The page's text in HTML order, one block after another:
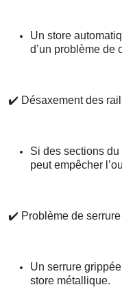
Un store
d’un problème de
✔️ Désaxement des
Si des sections
peut empêcher
✔️ Problème de serrure
Un serrure
store métallique.